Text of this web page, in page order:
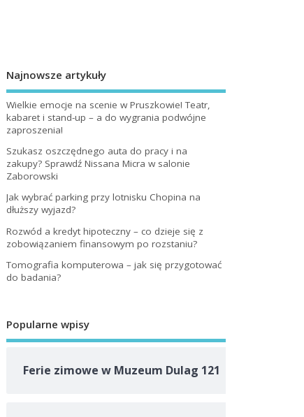
Najnowsze artykuły
Wielkie emocje na scenie w Pruszkowie! Teatr,
kabaret i stand-up – a do wygrania podwójne
zaproszenia!
Szukasz oszczędnego auta do pracy i na
zakupy? Sprawdź Nissana Micra w salonie
Zaborowski
Jak wybrać parking przy lotnisku Chopina na
dłuższy wyjazd?
Rozwód a kredyt hipoteczny – co dzieje się z
zobowiązaniem finansowym po rozstaniu?
Tomografia komputerowa – jak się przygotować
do badania?
Popularne wpisy
Ferie zimowe w Muzeum Dulag 121